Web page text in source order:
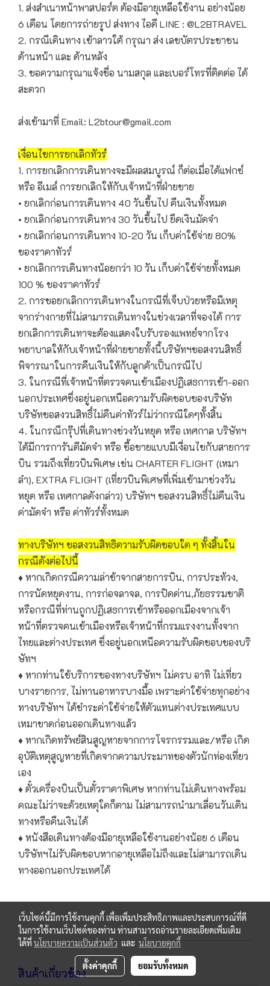
1. ส่งสำเนาหน้าพาสปอร์ต ต้องมีอายุเหลือใช้งาน อย่างน้อย
6 เดือน โดยการถ่ายรูป ส่งทาง ไอดี LINE : @L2BTRAVEL
2. กรณีเดินทาง เข้าลาวใต้ กรุณา ส่ง เลขบัตรประชาชน
ด้านหน้า และ ด้านหลัง
3. ขอความกรุณาแจ้งชื่อ นามสกุล และเบอร์โทรที่ติดต่อ ได้
สะดวก
ส่งเข้ามาที่ Email: L2btour@gmail.com
เงื่อนไขการยกเลิกทัวร์
1. การยกเลิกการเดินทางจะมีผลสมบูรณ์ ก็ต่อเมื่อได้แฟกซ์
หรือ อีเมล์ การยกเลิกให้กับเจ้าหน้าที่ฝ่ายขาย
• ยกเลิกก่อนการเดินทาง 40 วันขึ้นไป คืนเงินทั้งหมด
• ยกเลิกก่อนการเดินทาง 30 วันขึ้นไป ยึดเงินมัดจำ
• ยกเลิกก่อนการเดินทาง 10-20 วัน เก็บค่าใช้จ่าย 80%
ของราคาทัวร์
• ยกเลิกการเดินทางน้อยกว่า 10 วัน เก็บค่าใช้จ่ายทั้งหมด
100 % ของราคาทัวร์
2. การขอยกเลิกการเดินทางในกรณีที่เจ็บป่วยหรือมีเหตุ
จากร่างกายที่ไม่สามารถเดินทางในช่วงเวลาที่จองได้ การ
ยกเลิกการเดินทาจะต้องแสดงใบรับรองแพทย์จากโรง
พยาบาลให้กับเจ้าหน้าที่ฝ่ายขายทั้งนี้บริษัทฯขอสงวนสิทธิ์
พิจารณาในการคืนเงินให้กับลูกค้าเป็นกรณีไป
3. ในกรณีที่เจ้าหน้าที่ตรวจคนเข้าเมืองปฏิเสธการเข้า-ออก
นอกประเทศซึ่งอยู่นอกเหนือความรับผิดชอบของบริษัท
บริษัทขอสงวนสิทธิ์ไม่คืนค่าทัวร์ไม่ว่ากรณีใดๆทั้งสิ้น
4. ในกรณีกรุ๊ปที่เดินทางช่วงวันหยุด หรือ เทศกาล บริษัทฯ
ได้มีการการันตีมัดจำ หรือ ซื้อขายแบบมีเงื่อนไขกับสายการ
บิน รวมถึงเที่ยวบินพิเศษ เช่น CHARTER FLIGHT (เหมา
ลำ), EXTRA FLIGHT (เที่ยวบินพิเศษที่เพิ่มเข้ามาช่วงวัน
หยุด หรือ เทศกาลดังกล่าว) บริษัทฯ ขอสงวนสิทธิ์ไม่คืนเงิน
ค่ามัดจำ หรือ ค่าทัวร์ทั้งหมด
ทางบริษัทฯ ขอสงวนสิทธิความรับผิดชอบใด ๆ ทั้งสิ้นใน
กรณีดังต่อไปนี้
♦ หากเกิดกรณีความล่าช้าจากสายการบิน, การประท้วง,
การนัดหยุดงาน, การก่อจลาจล, การปิดด่าน,ภัยธรรมชาติ
หรือกรณีที่ท่านถูกปฏิเสธการเข้าหรือออกเมืองจากเจ้า
หน้าที่ตรวจคนเข้าเมืองหรือเจ้าหน้าที่กรมแรงงานทั้งจาก
ไทยและต่างประเทศ ซึ่งอยู่นอกเหนือความรับผิดชอบของบริ
ษัทฯ
♦ หากท่านใช้บริการของทางบริษัทฯ ไม่ครบ อาทิ ไม่เที่ยว
บางรายการ, ไม่ทานอาหารบางมื้อ เพราะค่าใช้จ่ายทุกอย่าง
ทางบริษัทฯ ได้ชำระค่าใช้จ่ายให้ตัวแทนต่างประเทศแบบ
เหมาขาดก่อนออกเดินทางแล้ว
♦ หากเกิดทรัพย์สินสูญหายจากการโจรกรรมและ/หรือ เกิด
อุบัติเหตุสูญหายที่เกิดจากความประมาทของตัวนักท่องเที่ยว
เอง
♦ ตั๋วเครื่องบินเป็นตั๋วราคาพิเศษ หากท่านไม่เดินทางพร้อม
คณะไม่ว่าจะด้วยเหตุใดก็ตาม ไม่สามารถนำมาเลื่อนวันเดิน
ทางหรือคืนเงินได้
♦ หนังสือเดินทางต้องมีอายุเหลือใช้งานอย่างน้อย 6 เดือน
บริษัทฯไม่รับผิดชอบหากอายุเหลือไม่ถึงและไม่สามารถเดิน
ทางออกนอกประเทศได้
สินค้าเกี่ยวข้อง
เว็บไซต์นี้มีการใช้งานคุกกี้ เพื่อเพิ่มประสิทธิภาพและประสบการณ์ที่ดี
ในการใช้งานเว็บไซต์ของท่าน ท่านสามารถอ่านรายละเอียดเพิ่มเติม
ได้ที่นโยบายความเป็นส่วนตัว และ นโยบายคุกกี้
ตั้งค่าคุกกี้ ยอมรับทั้งหมด